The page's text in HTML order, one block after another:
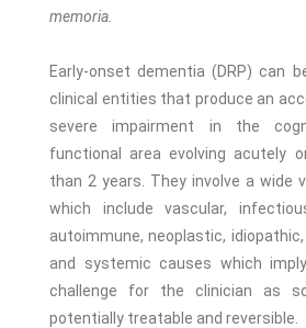
memoria.
Early-onset dementia (DRP) can
clinical entities that produce an
severe impairment in the
functional area evolving acutely
than 2 years. They involve a wide
which include vascular,
autoimmune, neoplastic,
and systemic causes which
challenge for the clinician as
potentially treatable and reversible.